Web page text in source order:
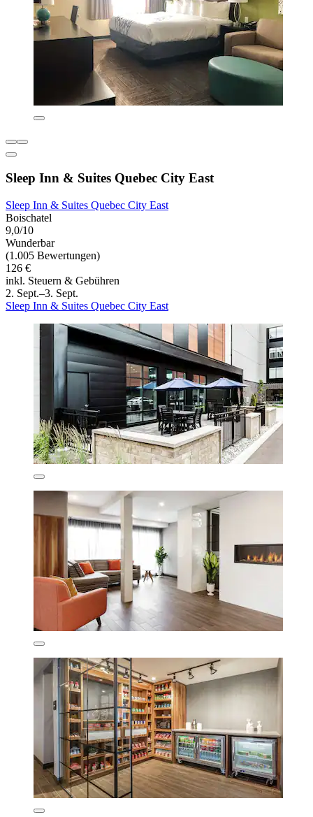
Sleep Inn & Suites Quebec City East
Sleep Inn & Suites Quebec City East
Boischatel
9,0/10
Wunderbar
(1.005 Bewertungen)
126 €
inkl. Steuern & Gebühren
2. Sept.–3. Sept.
Sleep Inn & Suites Quebec City East